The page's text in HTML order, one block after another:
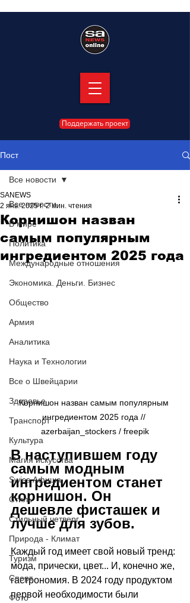
Поддержать проект
Пост
Все новости
В мире
Политика
Международные отношения
Экономика. Деньги. Бизнес
Общество
Армия
Аналитика
Наука и Технологии
Все о Швейцарии
Здоровье
Транспорт
Культура
Магия искусства
Swiss Афиша
Стиль
Стильный четверг
Природа - Климат
Туризм
Спорт
Фото
Все новости
Корнишон назван
самым популярным
ингредиентом 2025 года
SANEWS
2 янв. 2025 г. 2 мин. чтения
Корнишон назван самым популярным
ингредиентом 2025 года //
azerbaijan_stockers / freepik
В наступившем году
самым модным
ингредиентом станет
корнишон. Он
дешевле фисташек и
лучше для зубов.
Каждый год имеет свой новый тренд:
мода, прически, цвет... И, конечно же,
гастрономия. В 2024 году продуктом
первой необходимости были